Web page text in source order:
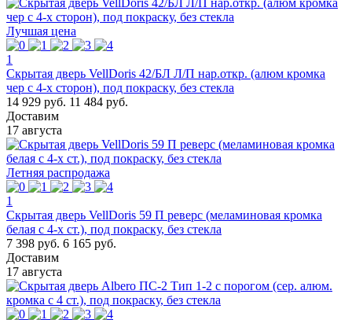
Лучшая цена
1
Скрытая дверь VellDoris 42/БЛ Л/П нар.откр. (алюм кромка
чер с 4-х сторон), под покраску, без стекла
14 929 руб. 11 484 руб.
Доставим
17 августа
Летняя распродажа
1
Скрытая дверь VellDoris 59 П реверс (меламиновая кромка
белая с 4-х ст.), под покраску, без стекла
7 398 руб. 6 165 руб.
Доставим
17 августа